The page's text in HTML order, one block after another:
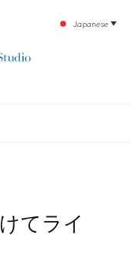
様が必ず満足してもらえるこ
てライ
Japanese ▼